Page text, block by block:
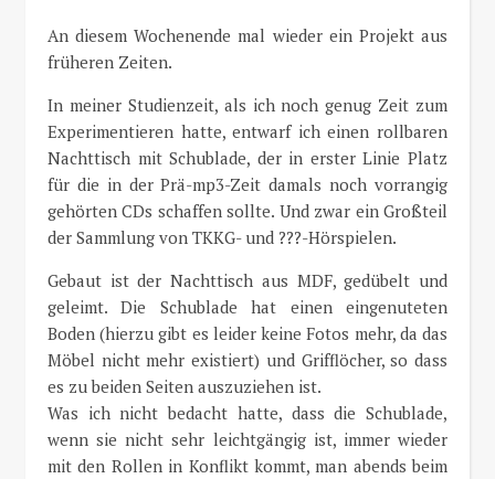
An diesem Wochenende mal wieder ein Projekt aus
früheren Zeiten.
In meiner Studienzeit, als ich noch genug Zeit zum
Experimentieren hatte, entwarf ich einen rollbaren
Nachttisch mit Schublade, der in erster Linie Platz
für die in der Prä-mp3-Zeit damals noch vorrangig
gehörten CDs schaffen sollte. Und zwar ein Großteil
der Sammlung von TKKG- und ???-Hörspielen.
Gebaut ist der Nachttisch aus MDF, gedübelt und
geleimt. Die Schublade hat einen eingenuteten
Boden (hierzu gibt es leider keine Fotos mehr, da das
Möbel nicht mehr existiert) und Grifflöcher, so dass
es zu beiden Seiten auszuziehen ist.
Was ich nicht bedacht hatte, dass die Schublade,
wenn sie nicht sehr leichtgängig ist, immer wieder
mit den Rollen in Konflikt kommt, man abends beim